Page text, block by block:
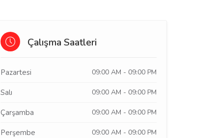
Çalışma Saatleri
Pazartesi 09:00 AM - 09:00 PM
Salı 09:00 AM - 09:00 PM
Çarşamba 09:00 AM - 09:00 PM
Perşembe 09:00 AM - 09:00 PM